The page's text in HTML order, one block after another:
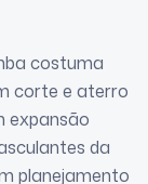
costuma
corte e aterro
expansão
da
planejamento